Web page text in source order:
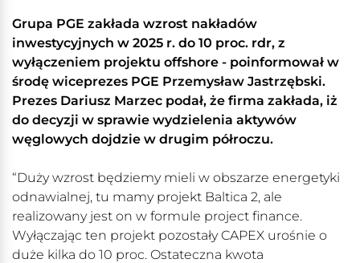
Grupa PGE zakłada wzrost nakładów
inwestycyjnych w 2025 r. do 10 proc. rdr, z
wyłączeniem projektu offshore - poinformował w
środę wiceprezes PGE Przemysław Jastrzębski.
Prezes Dariusz Marzec podał, że firma zakłada, iż
do decyzji w sprawie wydzielenia aktywów
węglowych dojdzie w drugim półroczu.
“Duży wzrost będziemy mieli w obszarze energetyki
odnawialnej, tu mamy projekt Baltica 2, ale
realizowany jest on w formule project finance.
Wyłączając ten projekt pozostały CAPEX urośnie o
duże kilka do 10 proc. Ostateczna kwota